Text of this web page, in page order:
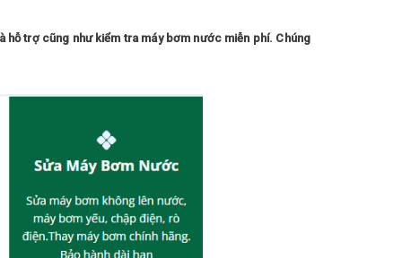
hỗ trợ cũng như kiểm tra máy bơm nước miễn phí. Chúng